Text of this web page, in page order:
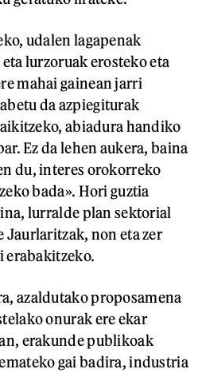
udalen lagapenak
lurzoruak erosteko eta
mahai gainean jarri
da azpiegiturak
abiadura handiko
Ez da lehen aukera, baina
du, interes orokorreko
bada». Hori guztia
lurralde plan sektorial
non eta zer
erabakitzeko.
azaldutako proposamena
onurak ere ekar
erakunde publikoak
gai badira, industria